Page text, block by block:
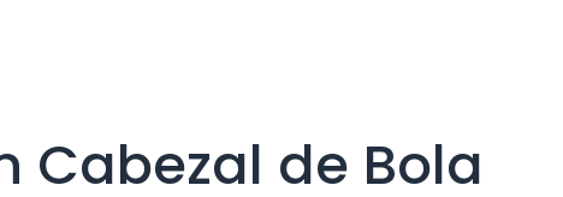
Cabezal de Bola